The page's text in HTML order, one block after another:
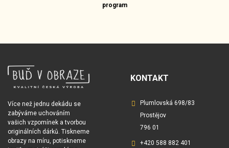
program
Více než jednu dekádu se
zabýváme uchováním
vašich vzpomínek a tvorbou
originálních dárků. Tiskneme
obrazy na míru, potiskneme
KONTAKT
Plumlovská 698/83
Prostějov
796 01
+420 588 882 401